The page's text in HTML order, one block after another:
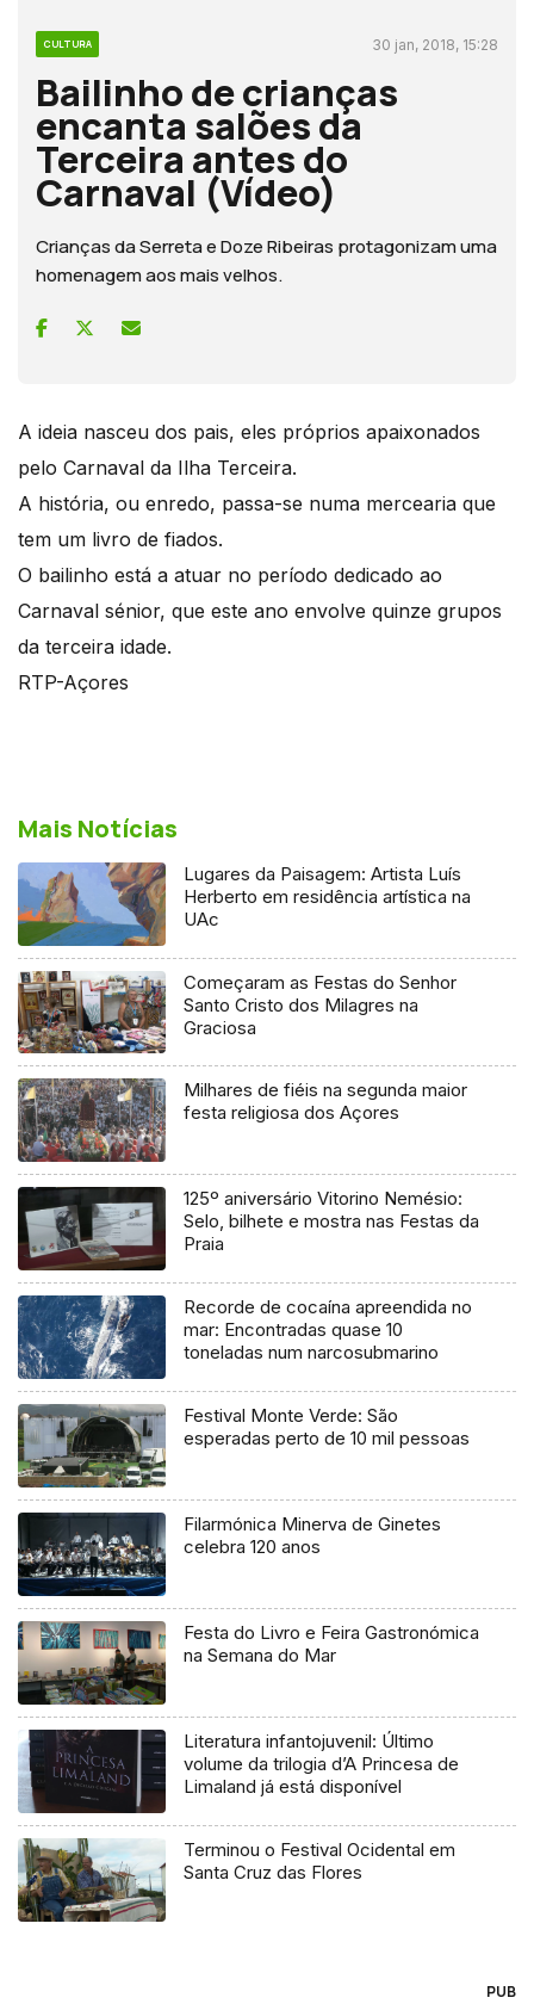
CULTURA 30 jan, 2018, 15:28
Bailinho de crianças
encanta salões da
Terceira antes do
Carnaval (Vídeo)
Crianças da Serreta e Doze Ribeiras protagonizam uma
homenagem aos mais velhos.
A ideia nasceu dos pais, eles próprios apaixonados
pelo Carnaval da Ilha Terceira.
A história, ou enredo, passa-se numa mercearia que
tem um livro de fiados.
O bailinho está a atuar no período dedicado ao
Carnaval sénior, que este ano envolve quinze grupos
da terceira idade.
RTP-Açores
Mais Notícias
Lugares da Paisagem: Artista Luís
Herberto em residência artística na
UAc
Começaram as Festas do Senhor
Santo Cristo dos Milagres na
Graciosa
Milhares de fiéis na segunda maior
festa religiosa dos Açores
125º aniversário Vitorino Nemésio:
Selo, bilhete e mostra nas Festas da
Praia
Recorde de cocaína apreendida no
mar: Encontradas quase 10
toneladas num narcosubmarino
Festival Monte Verde: São
esperadas perto de 10 mil pessoas
Filarmónica Minerva de Ginetes
celebra 120 anos
Festa do Livro e Feira Gastronómica
na Semana do Mar
Literatura infantojuvenil: Último
volume da trilogia d’A Princesa de
Limaland já está disponível
Terminou o Festival Ocidental em
Santa Cruz das Flores
PUB